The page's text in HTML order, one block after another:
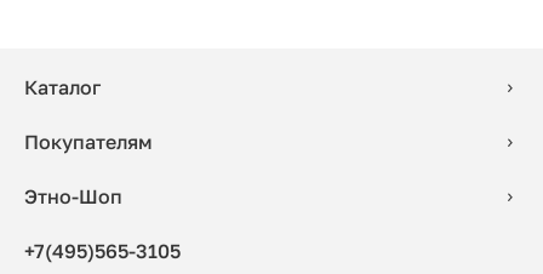
Каталог
Покупателям
Этно-Шоп
+7(495)565-3105